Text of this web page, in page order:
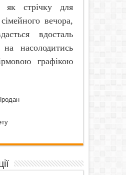
як стрічку для
вечора,
вдосталь
на насолодитись
графікою